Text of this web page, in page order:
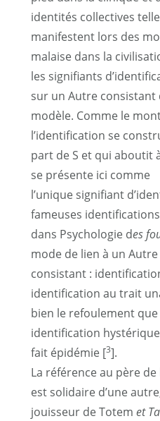
identités collectives
manifestent lors des
malaise dans la
les signifiants
sur un Autre
modèle. Comme le
l’identification se
part de S et qui aboutit
se présente ici comme
l’unique signifiant
fameuses
dans Psychologie des
mode de lien à un Autre
consistant :
identification au trait
bien le refoulement que
identification
fait épidémie [3].
La référence au père
est solidaire d’une
jouisseur de Totem et